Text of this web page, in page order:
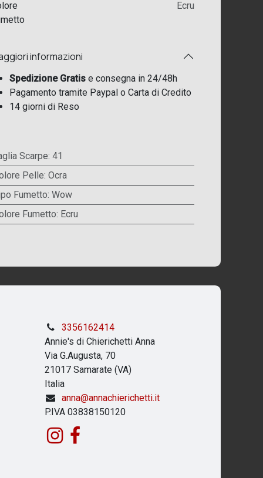
Ecru
informazioni
Spedizione Gratise consegna in 24/48h
Pagamento tramite Paypal o Carta di Credito
14 giorni di Reso
Scarpe:41
Pelle:Ocra
Fumetto:Wow
Fumetto: Ecru
3356162414
Annie's di Chierichetti Anna
Via G.Augusta, 70
21017 Samarate (VA)
Italia
anna@annachierichetti.it
P.IVA 03838150120